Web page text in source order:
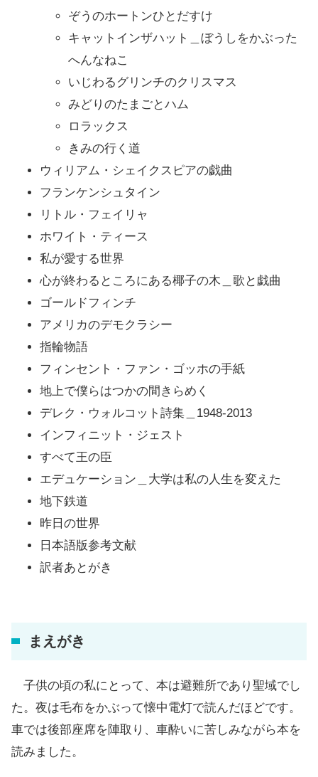
ぞうのホートンひとだすけ
キャットインザハット＿ぼうしをかぶった
へんなねこ
いじわるグリンチのクリスマス
みどりのたまごとハム
ロラックス
きみの行く道
ウィリアム・シェイクスピアの戯曲
フランケンシュタイン
リトル・フェイリャ
ホワイト・ティース
私が愛する世界
心が終わるところにある椰子の木＿歌と戯曲
ゴールドフィンチ
アメリカのデモクラシー
指輪物語
フィンセント・ファン・ゴッホの手紙
地上で僕らはつかの間きらめく
デレク・ウォルコット詩集＿1948-2013
インフィニット・ジェスト
すべて王の臣
エデュケーション＿大学は私の人生を変えた
地下鉄道
昨日の世界
日本語版参考文献
訳者あとがき
まえがき
子供の頃の私にとって、本は避難所であり聖域でし
た。夜は毛布をかぶって懐中電灯で読んだほどです。
車では後部座席を陣取り、車酔いに苦しみながら本を
読みました。